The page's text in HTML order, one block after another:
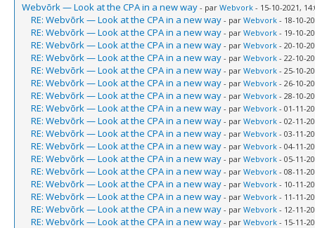
Webvõrk — Look at the CPA in a new way - par Webvork - 15-10-2021,
RE: Webvõrk — Look at the CPA in a new way - par Webvork - 18-10-
RE: Webvõrk — Look at the CPA in a new way - par Webvork - 19-10-
RE: Webvõrk — Look at the CPA in a new way - par Webvork - 20-10-
RE: Webvõrk — Look at the CPA in a new way - par Webvork - 22-10-
RE: Webvõrk — Look at the CPA in a new way - par Webvork - 25-10-
RE: Webvõrk — Look at the CPA in a new way - par Webvork - 26-10-
RE: Webvõrk — Look at the CPA in a new way - par Webvork - 28-10-
RE: Webvõrk — Look at the CPA in a new way - par Webvork - 01-11-
RE: Webvõrk — Look at the CPA in a new way - par Webvork - 02-11-
RE: Webvõrk — Look at the CPA in a new way - par Webvork - 03-11-
RE: Webvõrk — Look at the CPA in a new way - par Webvork - 04-11-
RE: Webvõrk — Look at the CPA in a new way - par Webvork - 05-11-
RE: Webvõrk — Look at the CPA in a new way - par Webvork - 08-11-
RE: Webvõrk — Look at the CPA in a new way - par Webvork - 10-11-
RE: Webvõrk — Look at the CPA in a new way - par Webvork - 11-11-
RE: Webvõrk — Look at the CPA in a new way - par Webvork - 12-11-
RE: Webvõrk — Look at the CPA in a new way - par Webvork - 15-11-